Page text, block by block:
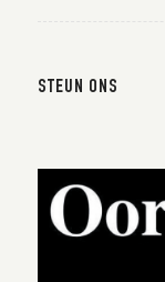
STEUN ONS